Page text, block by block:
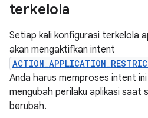
terkelola
Setiap kali konfigurasi terkelola
akan mengaktifkan intent
Anda harus memproses intent
mengubah perilaku aplikasi saat
berubah.